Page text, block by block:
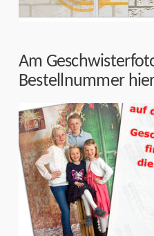
Am
Bestellnummer